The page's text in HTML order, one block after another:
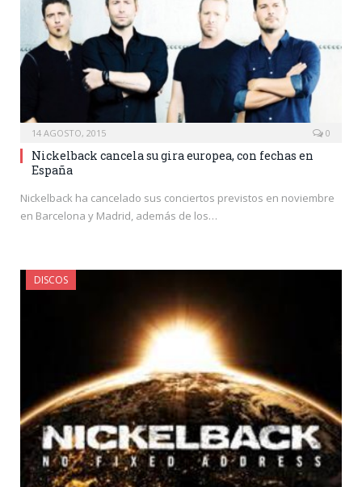
14 AGOSTO, 2015 0
Nickelback cancela su gira europea, con fechas en
España
Nickelback ha cancelado sus conciertos previstos en noviembre
en Barcelona y Madrid, además de los…
DISCOS